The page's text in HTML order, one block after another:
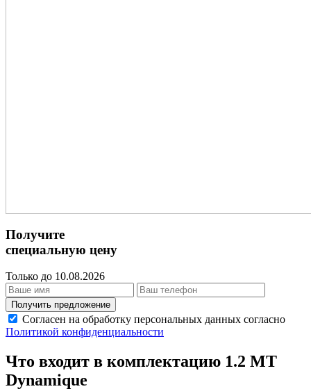
Получите
специальную цену
Только до 10.08.2026
Получить предложение
Согласен на обработку персональных данных согласно
Политикой конфиденциальности
Что входит в комплектацию 1.2 МТ
Dynamique